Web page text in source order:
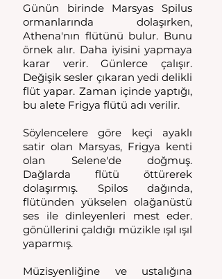
Günün birinde Marsyas Spilus
ormanlarında dolaşırken,
Athena'nın flütünü bulur. Bunu
örnek alır. Daha iyisini yapmaya
karar verir. Günlerce çalışır.
Değişik sesler çıkaran yedi delikli
flüt yapar. Zaman içinde yaptığı,
bu alete Frigya flütü adı verilir.
Söylencelere göre keçi ayaklı
satir olan Marsyas, Frigya kenti
olan Selene'de doğmuş.
Dağlarda flütü öttürerek
dolaşırmış. Spilos dağında,
flütünden yükselen olağanüstü
ses ile dinleyenleri mest eder.
gönüllerini çaldığı müzikle ışıl ışıl
yaparmış.
Müzisyenliğine ve ustalığına